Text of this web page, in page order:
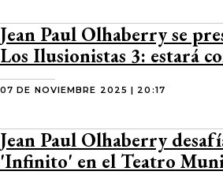
Jean Paul Olhaberry se
Los Ilusionistas 3: estará
07 DE NOVIEMBRE 2025 | 20:17
Jean Paul Olhaberry
'Infinito' en el Teatro